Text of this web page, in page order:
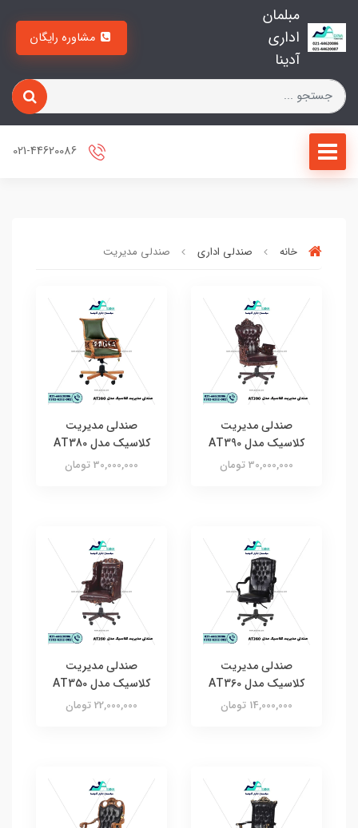
مبلمان
اداری
آدینا
خانه صندلی اداری صندلی مدیریت
صندلی مدیریت
کلاسیک مدل AT390
30,000,000 تومان
صندلی مدیریت
کلاسیک مدل AT380
30,000,000 تومان
صندلی مدیریت
کلاسیک مدل AT360
14,000,000 تومان
صندلی مدیریت
کلاسیک مدل AT350
22,000,000 تومان